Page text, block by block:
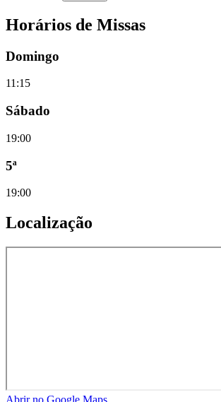
Horários de Missas
Domingo
11:15
Sábado
19:00
5ª
19:00
Localização
Abrir no Google Maps